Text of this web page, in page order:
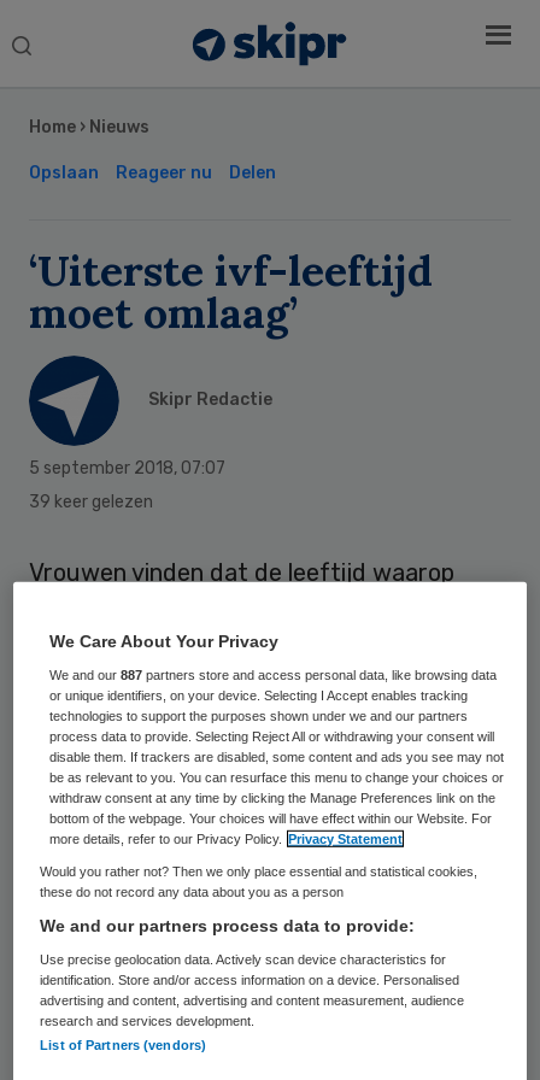
Search
Home › Nieuws
Opslaan Reageer nu Delen
‘Uiterste ivf-leeftijd
moet omlaag’
Skipr Redactie
5 september 2018, 07:07
39 keer gelezen
Vrouwen vinden dat de leeftijd waarop
behulp van ivf-behandelingen naar beneden
moet. Dat blijkt uit onderzoek van het
EenVandaag Opiniepanel voor het
programma Hoe Bevalt Nederland?.
Nu mogen vrouwen nog tot hun vijftigste
een ivf-behandeling ondergaan. 77 procent
van de 16 duizend ondervraagde vrouwen
vindt dat de leeftijd moet worden verlaagd
naar 45 jaar (30 procent) of 40 jaar (47
procent). Veel vrouwen vinden dat een ivf-
behandeling alleen toe moet worden
Sidebar
We Care About Your Privacy
We and our887 partners store and access personal data, like browsing data
or unique identifiers, on your device. Selecting I Accept enables tracking
technologies to support the purposes shown under we and our partners
process data to provide. Selecting Reject All or withdrawing your consent will
disable them. If trackers are disabled, some content and ads you see may not
be as relevant to you. You can resurface this menu to change your choices or
withdraw consent at any time by clicking the Manage Preferences link on the
bottom of the webpage. Your choices will have effect within our Website. For
more details, refer to our Privacy Policy.
Privacy Statement
Would you rather not? Then we only place essential and statistical cookies,
these do not record any data about you as a person
We and our partners process data to provide:
Use precise geolocation data. Actively scan device characteristics for
identification. Store and/or access information on a device. Personalised
advertising and content, advertising and content measurement, audience
research and services development.
List of Partners (vendors)